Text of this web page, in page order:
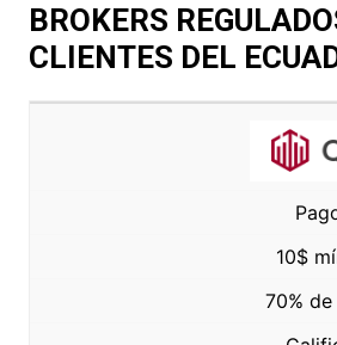
BROKERS
CLIENTES DEL
10$
70%